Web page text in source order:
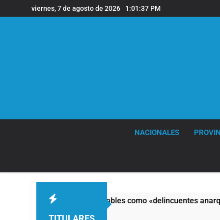
al
viernes, 7 de agosto de 2026 1:01:38 PM
NACIONALES
como «delincuentes anarquistas»